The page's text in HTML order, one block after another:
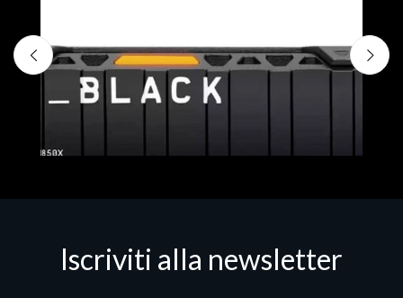
Iscriviti alla newsletter